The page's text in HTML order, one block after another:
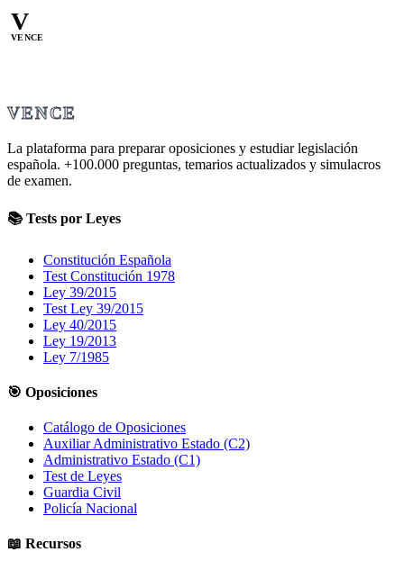
V
VENCE
VENCE
La plataforma para preparar oposiciones y estudiar legislación
española. +100.000 preguntas, temarios actualizados y simulacros
de examen.
📚 Tests por Leyes
Constitución Española
Test Constitución 1978
Ley 39/2015
Test Ley 39/2015
Ley 40/2015
Ley 19/2013
Ley 7/1985
🎯 Oposiciones
Catálogo de Oposiciones
Auxiliar Administrativo Estado (C2)
Administrativo Estado (C1)
Test de Leyes
Guardia Civil
Policía Nacional
📖 Recursos